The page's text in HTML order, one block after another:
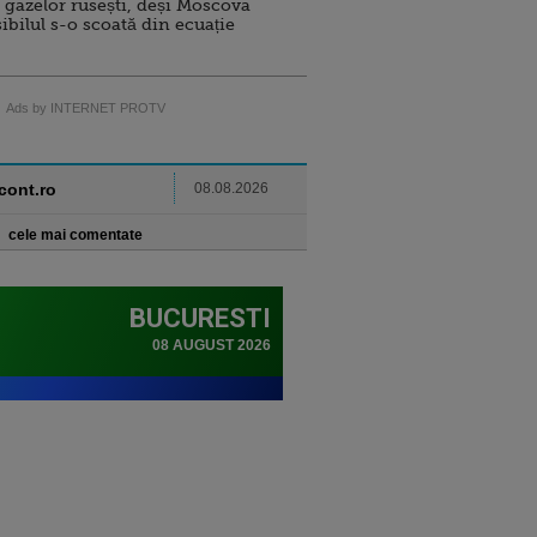
rusești, deși Moscova
s-o scoată din ecuație
Ads by INTERNET PROTV
08.08.2026
cele mai comentate